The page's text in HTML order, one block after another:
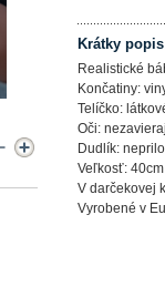
Krátky popis
Realistické
Končatiny:
Telíčko:
Oči:
Dudlík:
Veľkosť:
V darčekovej
Vyrobené v